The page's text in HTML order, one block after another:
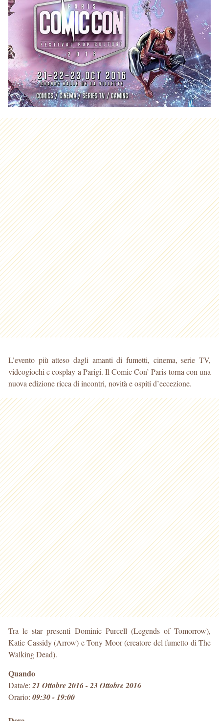
L’evento più atteso dagli amanti di fumetti, cinema, serie TV,
videogiochi e cosplay a Parigi. Il Comic Con’ Paris torna con una
nuova edizione ricca di incontri, novità e ospiti d’eccezione.
Tra le star presenti Dominic Purcell (Legends of Tomorrow),
Katie Cassidy (Arrow) e Tony Moor (creatore del fumetto di The
Walking Dead).
Quando
Data/e: 21 Ottobre 2016 - 23 Ottobre 2016
Orario: 09:30 - 19:00